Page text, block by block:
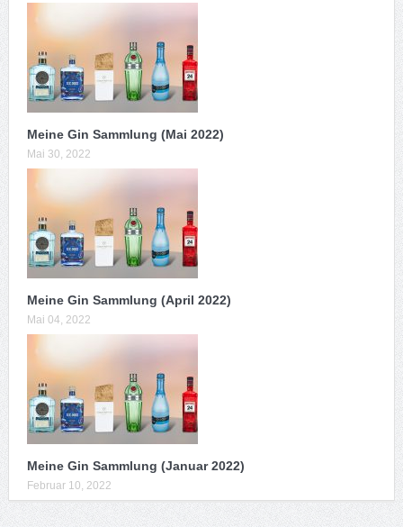
Meine Gin Sammlung (Mai 2022)
Mai 30, 2022
Meine Gin Sammlung (April 2022)
Mai 04, 2022
Meine Gin Sammlung (Januar 2022)
Februar 10, 2022